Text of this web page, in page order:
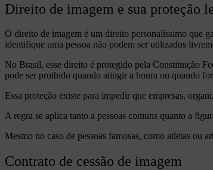
Direito de imagem e sua proteção
O direito de imagem é um direito personalíssimo que
identifique uma pessoa não podem ser utilizados
No Brasil, esse direito é protegido pela Constituição
pode ser proibido quando atingir a honra ou quando
Essa proteção existe para impedir que empresas,
A regra se aplica tanto a pessoas comuns quanto a
Mesmo no caso de pessoas famosas, como atletas ou
Contrato de cessão de imagem